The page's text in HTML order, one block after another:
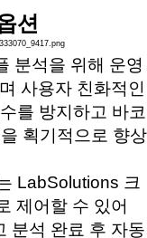
션
분석을 위해 운영
사용자 친화적인
를 방지하고 바코
획기적으로 향상
LabSolutions 크
제어할 수 있어
분석 완료 후 자동